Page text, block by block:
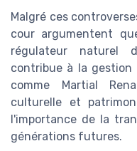
Malgré ces
cour argumentent
régulateur naturel
contribue à la gestion
comme Martial
culturelle et
l'importance de la
générations futures.